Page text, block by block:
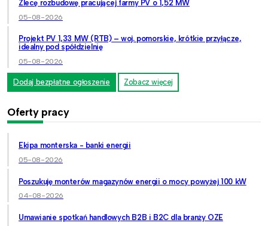
Zlecę rozbudowę pracującej farmy PV o 1,52 MW
05-08-2026
Projekt PV 1,33 MW (RTB) – woj. pomorskie, krótkie przyłącze,
idealny pod spółdzielnię
05-08-2026
Dodaj bezpłatne ogłoszenie Zobacz więcej
Oferty pracy
Ekipa monterska - banki energii
05-08-2026
Poszukuję monterów magazynów energii o mocy powyżej 100 kW
04-08-2026
Umawianie spotkań handlowych B2B i B2C dla branży OZE